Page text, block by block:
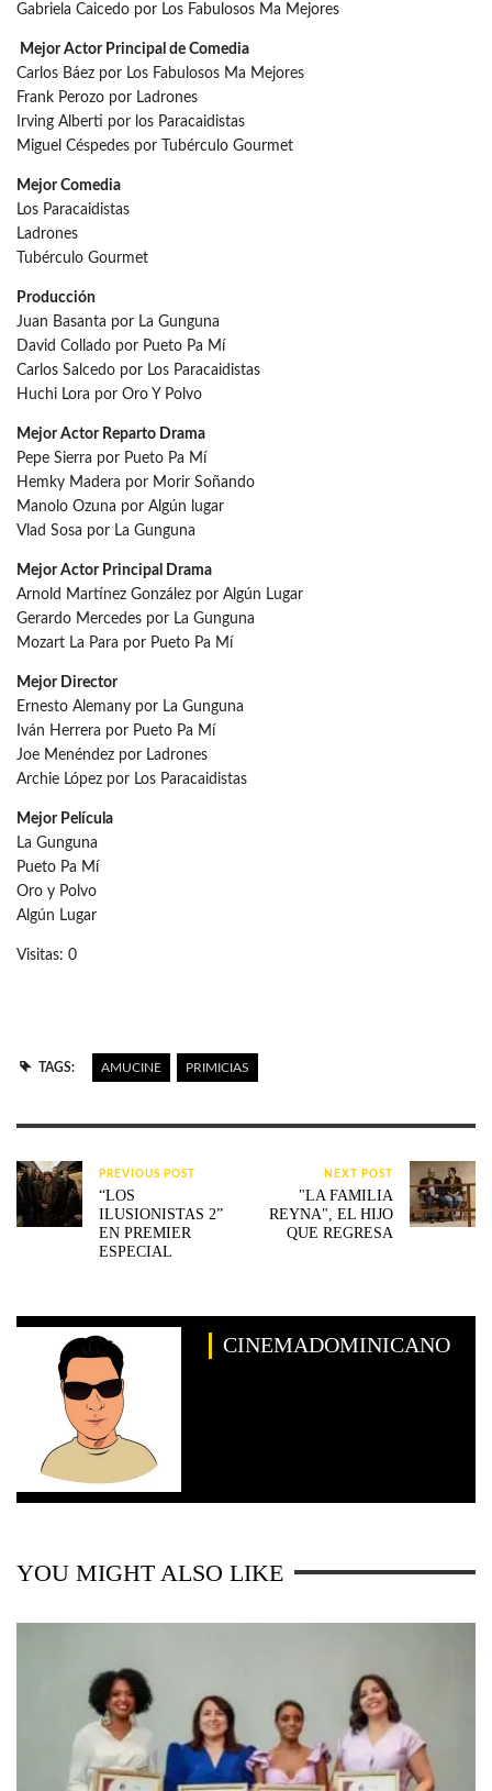
Gabriela Caicedo por Los Fabulosos Ma Mejores
Mejor Actor Principal de Comedia
Carlos Báez por Los Fabulosos Ma Mejores
Frank Perozo por Ladrones
Irving Alberti por los Paracaidistas
Miguel Céspedes por Tubérculo Gourmet
Mejor Comedia
Los Paracaidistas
Ladrones
Tubérculo Gourmet
Producción
Juan Basanta por La Gunguna
David Collado por Pueto Pa Mí
Carlos Salcedo por Los Paracaidistas
Huchi Lora por Oro Y Polvo
Mejor Actor Reparto Drama
Pepe Sierra por Pueto Pa Mí
Hemky Madera por Morir Soñando
Manolo Ozuna por Algún lugar
Vlad Sosa por La Gunguna
Mejor Actor Principal Drama
Arnold Martínez González por Algún Lugar
Gerardo Mercedes por La Gunguna
Mozart La Para por Pueto Pa Mí
Mejor Director
Ernesto Alemany por La Gunguna
Iván Herrera por Pueto Pa Mí
Joe Menéndez por Ladrones
Archie López por Los Paracaidistas
Mejor Película
La Gunguna
Pueto Pa Mí
Oro y Polvo
Algún Lugar
Visitas: 0
TAGS: AMUCINE PRIMICIAS
PREVIOUS POST
“LOS
ILUSIONISTAS 2”
EN PREMIER
ESPECIAL
NEXT POST
"LA FAMILIA
REYNA", EL HIJO
QUE REGRESA
CINEMADOMINICANO
YOU MIGHT ALSO LIKE